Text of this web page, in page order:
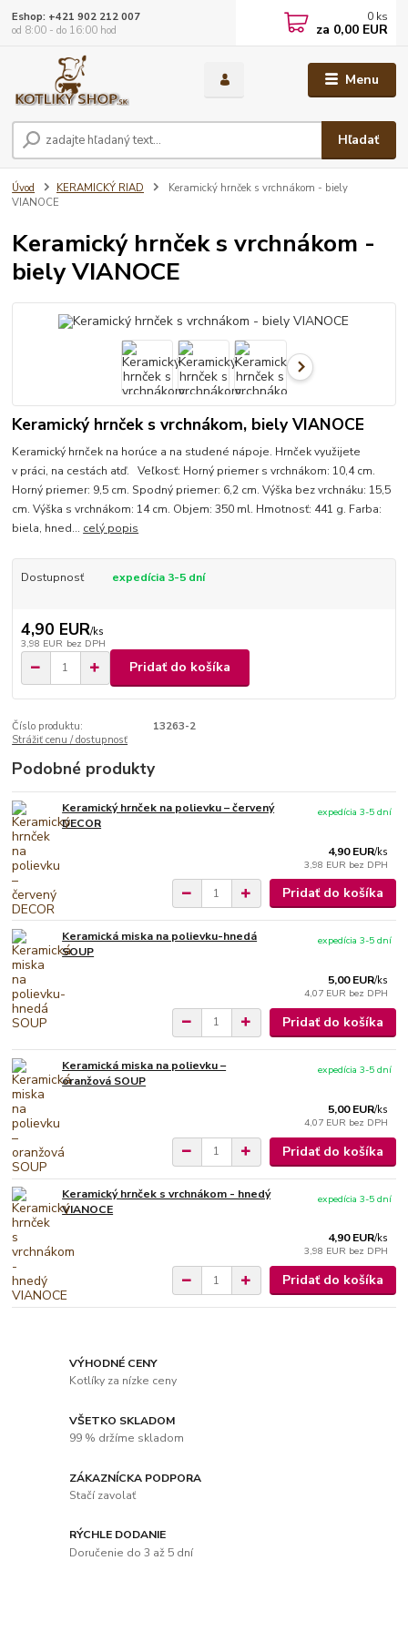
Menu
Hľadať
Eshop: +421 902 212 007
od 8:00 - do 16:00 hod
0 ks
za 0,00 EUR
Úvod KERAMICKÝ RIAD
Keramický hrnček s vrchnákom - biely
VIANOCE
Keramický hrnček s vrchnákom -
biely VIANOCE
Keramický hrnček s vrchnákom, biely VIANOCE
Keramický hrnček na horúce a na studené nápoje. Hrnček využijete
v práci, na cestách atď. Veľkosť: Horný priemer s vrchnákom: 10,4 cm.
Horný priemer: 9,5 cm. Spodný priemer: 6,2 cm. Výška bez vrchnáku: 15,5
cm. Výška s vrchnákom: 14 cm. Objem: 350 ml. Hmotnosť: 441 g. Farba:
biela, hned... celý popis
Dostupnosť expedícia 3-5 dní
4,90 EUR/ks
3,98 EUR bez DPH
Pridať do košíka
Číslo produktu:
13263-2
Strážiť cenu / dostupnosť
Podobné produkty
Keramický hrnček na polievku – červený
DECOR
4,90 EUR/ks
3,98 EUR bez DPH
expedícia 3-5 dní
Pridať do košíka
Keramická miska na polievku-hnedá
SOUP
5,00 EUR/ks
4,07 EUR bez DPH
expedícia 3-5 dní
Pridať do košíka
Keramická miska na polievku –
oranžová SOUP
5,00 EUR/ks
4,07 EUR bez DPH
expedícia 3-5 dní
Pridať do košíka
Keramický hrnček s vrchnákom - hnedý
VIANOCE
4,90 EUR/ks
3,98 EUR bez DPH
expedícia 3-5 dní
Pridať do košíka
VÝHODNÉ CENY
Kotlíky za nízke ceny
VŠETKO SKLADOM
99 % držíme skladom
ZÁKAZNÍCKA PODPORA
Stačí zavolať
RÝCHLE DODANIE
Doručenie do 3 až 5 dní